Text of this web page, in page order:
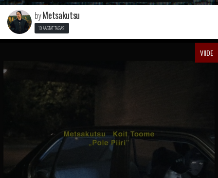
byMetsakutsu
10 AASTAT TAGASI
VIIDE